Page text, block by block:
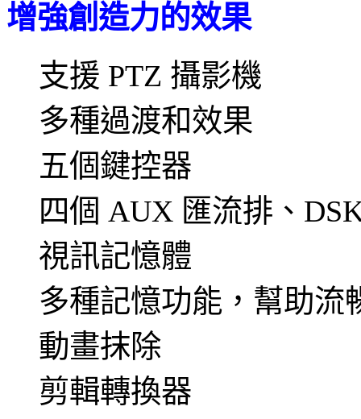
增強創造力的效果
支援 PTZ 攝影機
多種過渡和效果
五個鍵控器
四個 AUX 匯流排、
視訊記憶體
多種記憶功能，幫助流
動畫抹除
剪輯轉換器